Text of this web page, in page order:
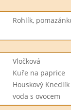
Rohlík,
Vločková
Kuře na paprice
Houskový Knedlík
voda s ovocem